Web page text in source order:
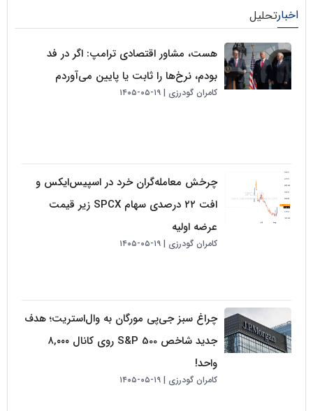
هست، مشاور اقتصادی ترامپ: اگر در فد
بودم، نرخ‌ها را ثابت یا پایین می‌آوردم
کامران گودرزی ۱۹-۰۵-۱۴۰۵
چرخش معامله‌گران خرد در اسپیس‌ایکس و
افت ۲۲ درصدی سهام SPCX زیر قیمت
عرضه اولیه
کامران گودرزی ۱۹-۰۵-۱۴۰۵
چراغ سبز جی‌پی مورگان به وال‌استریت؛ هدف
جدید شاخص S&P 500 روی کانال ۸,۰۰۰
کامران گودرزی ۱۹-۰۵-۱۴۰۵